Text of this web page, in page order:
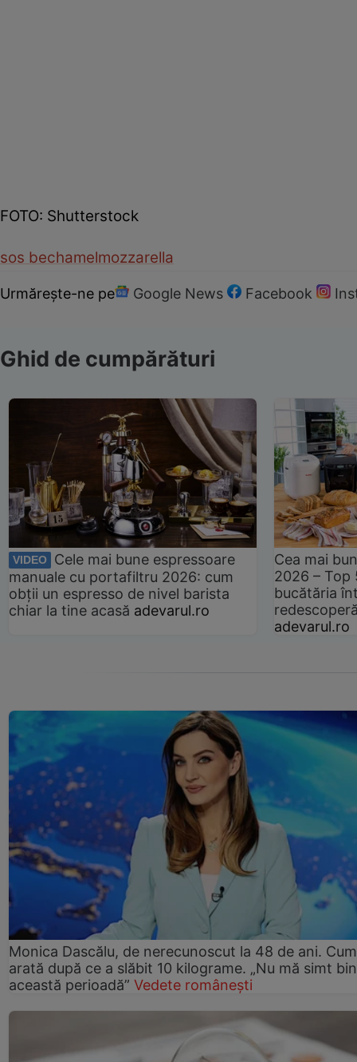
FOTO: Shutterstock
sos bechamelmozzarella
Urmărește-ne pe Google News Facebook
Ghid de cumpărături
VIDEO
Cele mai bune espressoare
manuale cu portafiltru 2026: cum
obții un espresso de nivel barista
chiar la tine acasă adevarul.ro
Cea mai
2026 –
bucătăria
adevarul.ro
Monica Dascălu, de nerecunoscut la 48 de ani. Cum
arată după ce a slăbit 10 kilograme. „Nu mă simt
această perioadă” Vedete românești